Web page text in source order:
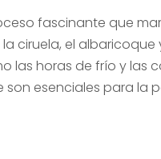
fascinante que
ciruela, el albaricoque
las horas de frío y las
esenciales para la